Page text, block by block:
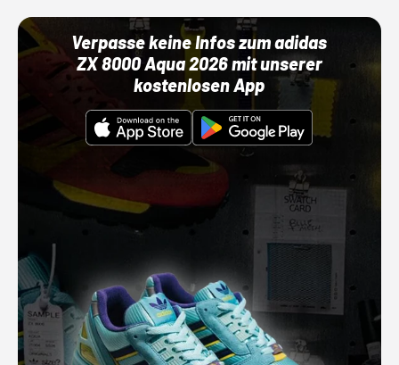
Verpasse keine Infos zum adidas
ZX 8000 Aqua 2026 mit unserer
kostenlosen App